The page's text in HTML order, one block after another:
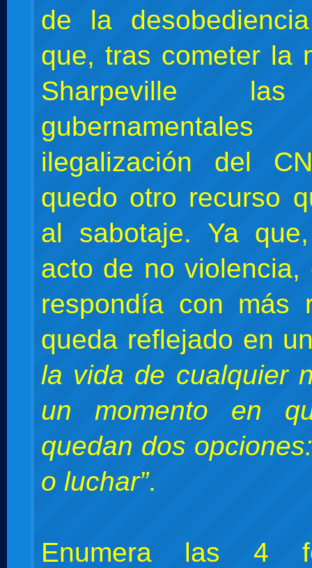
de la
que, tras cometer la
Sharpeville
ilegalización del
quedo otro recurso
al sabotaje. Ya
acto de no violencia,
respondía con más
queda reflejado en
la vida de cualquier
un momento en
quedan dos
o luchar”.
Enumera las 4